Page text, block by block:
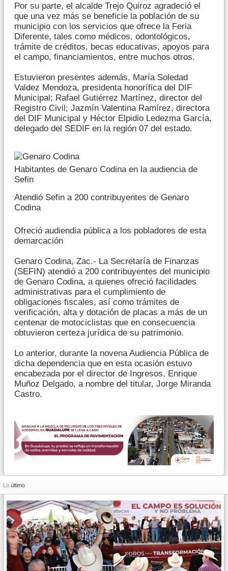
Por su parte, el alcalde Trejo Quiroz agradeció el
que una vez más se beneficie la población de su
municipio con los servicios que ofrece la Feria
Diferente, tales como médicos, odontológicos,
trámite de créditos, becas educativas, apoyos para
el campo, financiamientos, entre muchos otros.
Estuvieron presentes además, María Soledad
Valdez Mendoza, presidenta honorífica del DIF
Municipal; Rafael Gutiérrez Martínez, director del
Registro Civil; Jazmín Valentina Ramírez, directora
del DIF Municipal y Héctor Elpidio Ledezma García,
delegado del SEDIF en la región 07 del estado.
Habitantes de Genaro Codina en la audiencia de
Sefin
Atendió Sefin a 200 contribuyentes de Genaro
Codina
Ofreció audiendia pública a los pobladores de esta
demarcación
Genaro Codina, Zac.- La Secretaría de Finanzas
(SEFIN) atendió a 200 contribuyentes del municipio
de Genaro Codina, a quienes ofreció facilidades
administrativas para el cumplimiento de
obligaciones fiscales, así como trámites de
verificación, alta y dotación de placas a más de un
centenar de motociclistas que en consecuencia
obtuvieron certeza jurídica de su patrimonio.
Lo anterior, durante la novena Audiencia Pública de
dicha dependencia que en esta ocasión estuvo
encabezada por el director de Ingresos, Enrique
Muñoz Delgado, a nombre del titular, Jorge Miranda
Castro.
Lo último